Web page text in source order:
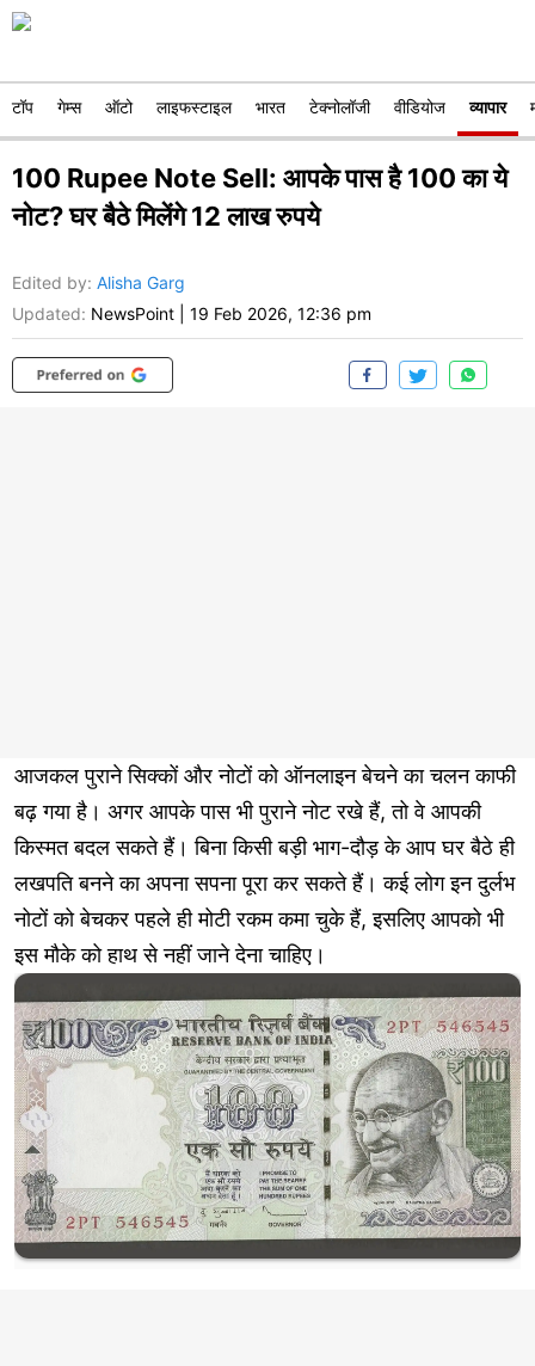
टॉप गेम्स ऑटो लाइफस्टाइल भारत टेक्नोलॉजी वीडियोज व्यापार
100 Rupee Note Sell: आपके पास है 100 का ये
नोट? घर बैठे मिलेंगे 12 लाख रुपये
Edited by: Alisha Garg
Updated: NewsPoint 19 Feb 2026, 12:36 pm
आजकल पुराने सिक्कों और नोटों को ऑनलाइन बेचने का चलन काफी
बढ़ गया है। अगर आपके पास भी पुराने नोट रखे हैं, तो वे आपकी
किस्मत बदल सकते हैं। बिना किसी बड़ी भाग-दौड़ के आप घर बैठे ही
लखपति बनने का अपना सपना पूरा कर सकते हैं। कई लोग इन दुर्लभ
नोटों को बेचकर पहले ही मोटी रकम कमा चुके हैं, इसलिए आपको भी
इस मौके को हाथ से नहीं जाने देना चाहिए।